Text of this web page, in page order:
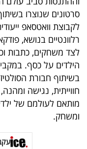
סרטונים שנוצרו
לקבוצת וואטסאפ
רלוונטיים בנושא,
לצד משחקים, כתבות
הילדים על כסף.
בשיתוף חבורת
חווייתית, נגישה
מותאם לעולמם של
ומשחק.